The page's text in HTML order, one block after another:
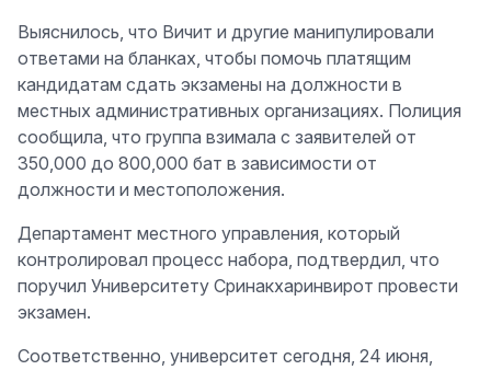
Выяснилось, что Вичит и другие манипулировали
ответами на бланках, чтобы помочь платящим
кандидатам сдать экзамены на должности в
местных административных организациях. Полиция
сообщила, что группа взимала с заявителей от
350,000 до 800,000 бат в зависимости от
должности и местоположения.
Департамент местного управления, который
контролировал процесс набора, подтвердил, что
поручил Университету Сринакхаринвирот провести
экзамен.
Соответственно, университет сегодня, 24 июня,